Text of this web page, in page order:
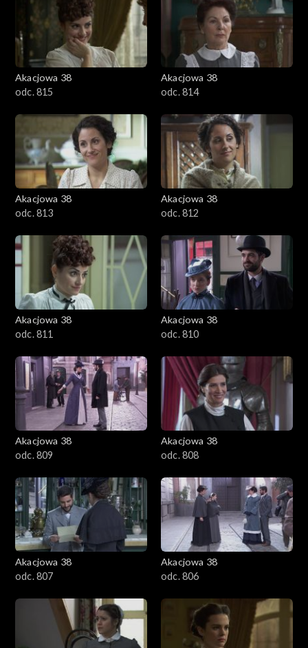
Akacjowa 38
odc. 815
Akacjowa 38
odc. 814
Akacjowa 38
odc. 813
Akacjowa 38
odc. 812
Akacjowa 38
odc. 811
Akacjowa 38
odc. 810
Akacjowa 38
odc. 809
Akacjowa 38
odc. 808
Akacjowa 38
odc. 807
Akacjowa 38
odc. 806